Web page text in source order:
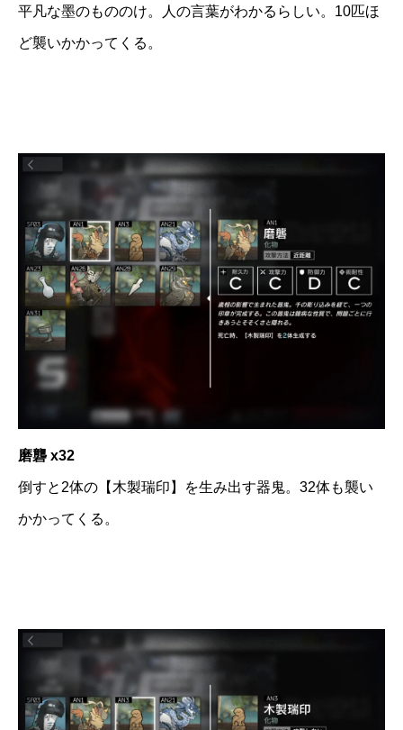
平凡な墨のもののけ。人の言葉がわかるらしい。10匹ほ
ど襲いかかってくる。
磨礱 x32
倒すと2体の【木製瑞印】を生み出す器鬼。32体も襲い
かかってくる。